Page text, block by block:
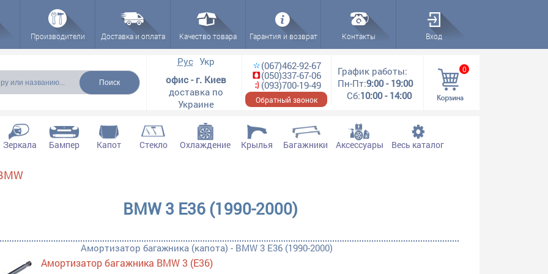
Производители Доставка и оплата Качество товара Гарантия и возврат Контакты Вход
Рус Укр
офис - г. Киев
доставка по
Украине
(067)462-92-67
(050)337-67-06
(093)700-19-49
Обратный звонок
График работы:
Пн-Пт:9:00 - 19:00
Сб:10:00 - 14:00
0
Зеркала Бампер Капот Стекло Охлаждение Крылья Багажники Аксессуары Весь каталог
filter
filter
filter
BMW 3 E36 (1990-2000)
Амортизатор багажника (капота) - BMW 3 E36 (1990-2000)
Амортизатор багажника BMW 3 (E36)